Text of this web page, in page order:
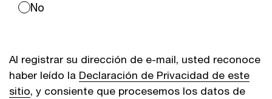
No
Al registrar su dirección de e-mail, usted reconoce
haber leído la Declaración de Privacidad de este
sitio, y consiente que procesemos los datos de